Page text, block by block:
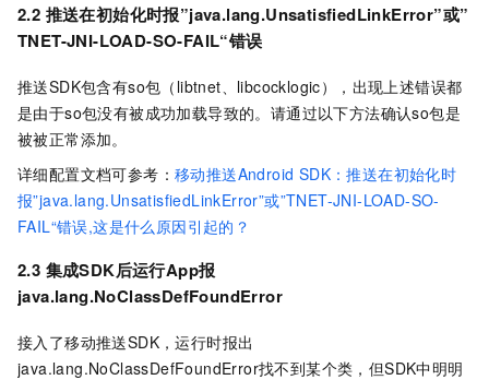
2.2 推送在初始化时报”java.lang.UnsatisfiedLinkError”或”
TNET-JNI-LOAD-SO-FAIL“错误
推送SDK包含有so包（libtnet、libcocklogic），出现上述错误都
是由于so包没有被成功加载导致的。请通过以下方法确认so包是
被被正常添加。
详细配置文档可参考： 移动推送Android SDK：推送在初始化时
报”java.lang.UnsatisfiedLinkError”或”TNET-JNI-LOAD-SO-
FAIL“错误,这是什么原因引起的？
2.3 集成SDK后运行App报
java.lang.NoClassDefFoundError
接入了移动推送SDK，运行时报出
java.lang.NoClassDefFoundError找不到某个类，但SDK中明明